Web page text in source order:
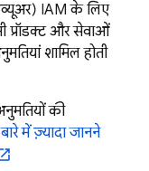
IAM के लिए
प्रॉडक्ट और सेवाओं
शामिल होती
की
में ज़्यादा जानने